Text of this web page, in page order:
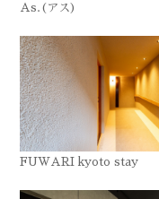
As.(アス)
FUWARI kyoto stay